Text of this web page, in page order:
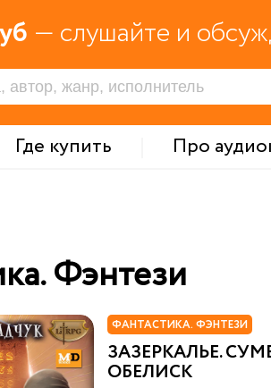
— слушайте и
Где купить Про
Фэнтези
ФАНТАСТИКА. ФЭНТЕЗИ
ЗАЗЕРКАЛЬЕ.
ОБЕЛИСК